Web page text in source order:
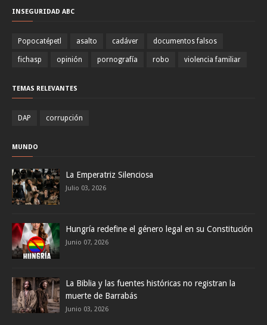
INSEGURIDAD ABC
Popocatépetl asalto cadáver documentos falsos
fichasp opinión pornografía robo violencia familiar
TEMAS RELEVANTES
DAP corrupción
MUNDO
La Emperatriz Silenciosa
Julio 03, 2026
Hungría redefine el género legal en su Constitución
Junio 07, 2026
La Biblia y las fuentes históricas no registran la
muerte de Barrabás
Junio 03, 2026